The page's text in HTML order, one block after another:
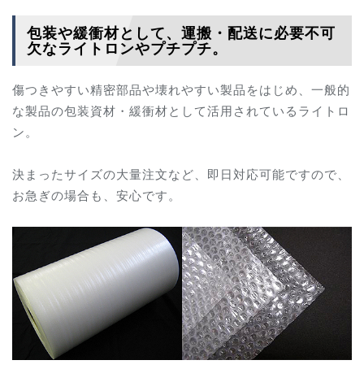
包装や緩衝材として、運搬・配送に必要不可
欠なライトロンやプチプチ。
傷つきやすい精密部品や壊れやすい製品をはじめ、一般的
な製品の包装資材・緩衝材として活用されているライトロ
ン。
決まったサイズの大量注文など、即日対応可能ですので、
お急ぎの場合も、安心です。